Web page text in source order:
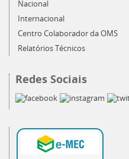
Nacional
Internacional
Centro Colaborador da OMS
Relatórios Técnicos
Redes Sociais